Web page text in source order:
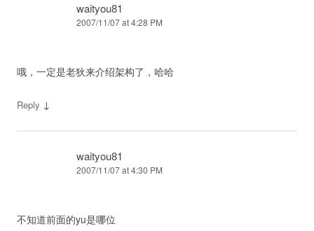
waityou81
2007/11/07 at 4:28 PM
哦，一定是老狄来介绍架构了，哈哈
Reply ↓
waityou81
2007/11/07 at 4:30 PM
不知道前面的yu是哪位